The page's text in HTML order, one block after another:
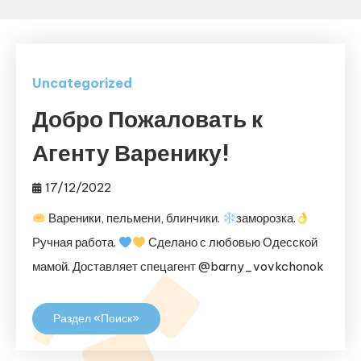
Uncategorized
Добро Пожаловать к
Агенту Варенику!
17/12/2022
Вареники, пельмени, блинчики.
заморозка.
Ручная работа.
Сделано с любовью Одесской
мамой. Доставляет спецагент @barny_vovkchonok
Раздел «Поиск»